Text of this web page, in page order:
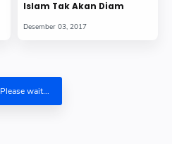
Islam Tak Akan Diam
Please wait...